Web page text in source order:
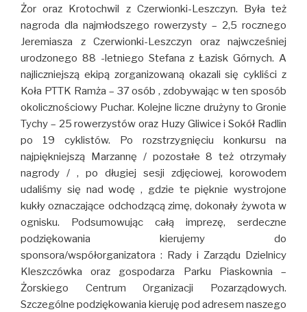
Żor oraz Krotochwil z Czerwionki-Leszczyn. Była też
nagroda dla najmłodszego rowerzysty – 2,5 rocznego
Jeremiasza z Czerwionki-Leszczyn oraz najwcześniej
urodzonego 88 -letniego Stefana z Łazisk Górnych. A
najliczniejszą ekipą zorganizowaną okazali się cykliści z
Koła PTTK Ramża – 37 osób , zdobywając w ten sposób
okolicznościowy Puchar. Kolejne liczne drużyny to Gronie
Tychy – 25 rowerzystów oraz Huzy Gliwice i Sokół Radlin
po 19 cyklistów. Po rozstrzygnięciu konkursu na
najpiękniejszą Marzannę / pozostałe 8 też otrzymały
nagrody / , po długiej sesji zdjęciowej, korowodem
udaliśmy się nad wodę , gdzie te pięknie wystrojone
kukły oznaczające odchodzącą zimę, dokonały żywota w
ognisku. Podsumowując całą imprezę, serdeczne
podziękowania kierujemy do
sponsora/współorganizatora : Rady i Zarządu Dzielnicy
Kleszczówka oraz gospodarza Parku Piaskownia –
Żorskiego Centrum Organizacji Pozarządowych.
Szczególne podziękowania kieruję pod adresem naszego